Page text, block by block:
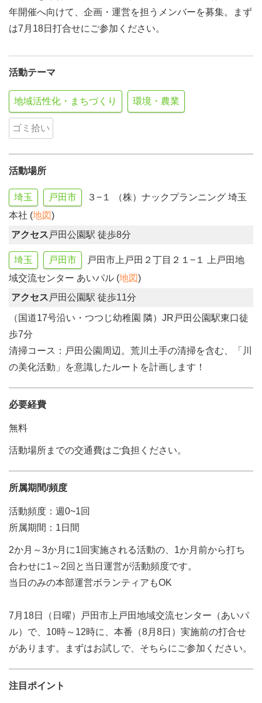
年開催へ向けて、企画・運営を担うメンバーを募集。まず
は7月18日打合せにご参加ください。
活動テーマ
地域活性化・まちづくり 環境・農業
ゴミ拾い
活動場所
埼玉 戸田市
３−１ （株）ナックプランニング 埼玉
本社 (地図)
アクセス 戸田公園駅 徒歩8分
埼玉 戸田市
戸田市上戸田２丁目２１−１ 上戸田地
域交流センター あいパル (地図)
アクセス 戸田公園駅 徒歩11分
（国道17号沿い・つつじ幼稚園 隣）JR戸田公園駅東口徒
歩7分
清掃コース：戸田公園周辺。荒川土手の清掃を含む、「川
の美化活動」を意識したルートを計画します！
必要経費
無料
活動場所までの交通費はご負担ください。
所属期間/頻度
活動頻度：週0~1回
所属期間：1日間
2か月～3か月に1回実施される活動の、1か月前から打ち
合わせに1～2回と当日運営が活動頻度です。
当日のみの本部運営ボランティアもOK
7月18日（日曜）戸田市上戸田地域交流センター（あいパ
ル）で、10時～12時に、本番（8月8日）実施前の打合せ
があります。まずはお試しで、そちらにご参加ください。
注目ポイント